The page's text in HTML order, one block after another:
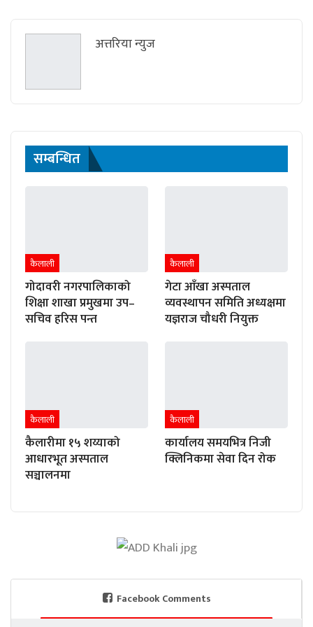
अत्तरिया न्युज
सम्बन्धित
कैलाली
गोदावरी नगरपालिकाको
शिक्षा शाखा प्रमुखमा उप–
सचिव हरिस पन्त
कैलाली
गेटा आँखा अस्पताल
व्यवस्थापन समिति अध्यक्षमा
यज्ञराज चौधरी नियुक्त
कैलाली
कैलारीमा १५ शय्याको
आधारभूत अस्पताल
सञ्चालनमा
कैलाली
कार्यालय समयभित्र निजी
क्लिनिकमा सेवा दिन रोक
Facebook Comments